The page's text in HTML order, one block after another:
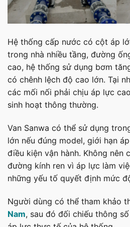
Hệ thống cấp nước có cột áp
trong nhà nhiều tầng, đường
cao, hệ thống sử dụng bơm
có chênh lệch độ cao lớn. Tại
các mối nối phải chịu áp lực
sinh hoạt thông thường.
Van Sanwa có thể sử dụng
lớn nếu đúng model, giới hạn
điều kiện vận hành. Không nên
đường kính ren vì áp lực làm
những yếu tố quyết định mức
Người dùng có thể tham khảo
Nam, sau đó đối chiếu thông